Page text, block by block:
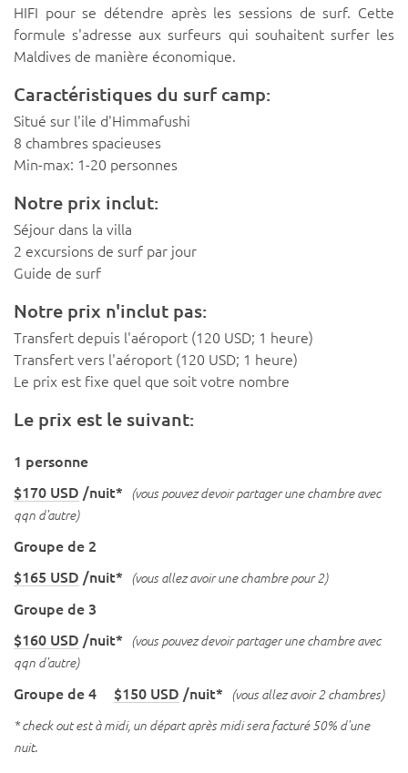
HIFI pour se détendre après les sessions de surf. Cette
formule s'adresse aux surfeurs qui souhaitent surfer les
Maldives de manière économique.
Caractéristiques du surf camp:
Situé sur l'ile d'Himmafushi
8 chambres spacieuses
Min-max: 1-20 personnes
Notre prix inclut:
Séjour dans la villa
2 excursions de surf par jour
Guide de surf
Notre prix n'inclut pas:
Transfert depuis l'aéroport (120 USD; 1 heure)
Transfert vers l'aéroport (120 USD; 1 heure)
Le prix est fixe quel que soit votre nombre
Le prix est le suivant:
1 personne
$170 USD /nuit*
(vous pouvez devoir partager une chambre avec
qqn d'autre)
Groupe de 2
$165 USD /nuit* (vous allez avoir une chambre pour 2)
Groupe de 3
$160 USD /nuit*
(vous pouvez devoir partager une chambre avec
qqn d'autre)
Groupe de 4 $150 USD /nuit* (vous allez avoir 2 chambres)
* check out est à midi, un départ après midi sera facturé 50% d'une
nuit.